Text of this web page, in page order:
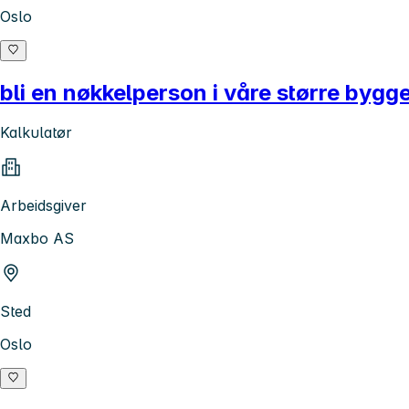
Oslo
bli en nøkkelperson i våre større
Kalkulatør
Arbeidsgiver
Maxbo AS
Sted
Oslo